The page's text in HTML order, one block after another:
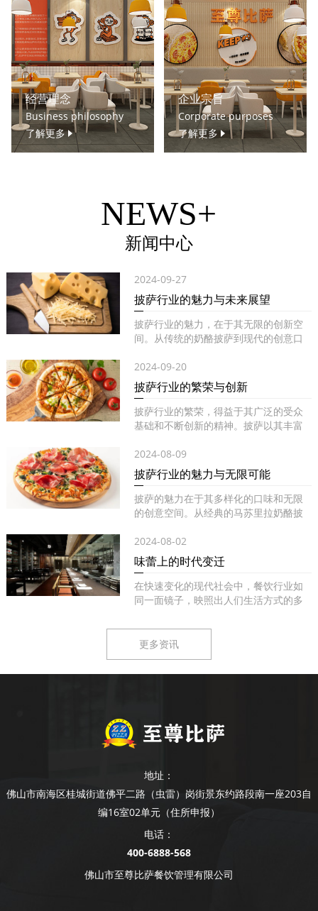
经营理念
Business philosophy
了解更多
企业宗旨
Corporate purposes
了解更多
NEWS+
新闻中心
2024-09-27
披萨行业的魅力与未来展望
披萨行业的魅力，在于其无限的创新空
间。从传统的奶酪披萨到现代的创意口
2024-09-20
披萨行业的繁荣与创新
披萨行业的繁荣，得益于其广泛的受众
基础和不断创新的精神。披萨以其丰富
2024-08-09
披萨行业的魅力与无限可能
披萨的魅力在于其多样化的口味和无限
的创意空间。从经典的马苏里拉奶酪披
2024-08-02
味蕾上的时代变迁
在快速变化的现代社会中，餐饮行业如
同一面镜子，映照出人们生活方式的多
更多资讯
地址：
佛山市南海区桂城街道佛平二路（虫雷）岗街景东约路段南一座203自
编16室02单元（住所申报）
电话：
400-6888-568
佛山市至尊比萨餐饮管理有限公司